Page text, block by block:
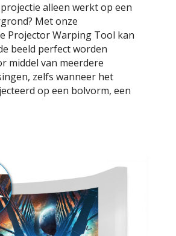
alleen werkt op een
Met onze
Projector Warping Tool kan
beeld perfect worden
middel van meerdere
zelfs wanneer het
op een bolvorm, een